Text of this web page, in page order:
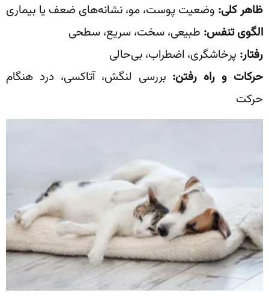
ظاهر کلی: وضعیت پوست، مو، نشانه‌های ضعف یا بیماری
الگوی تنفس: طبیعی، سخت، سریع، سطحی
رفتار: پرخاشگری، اضطراب، بی‌حالی
حرکات و راه رفتن: بررسی لنگش، آتاکسی، درد هنگام
حرکت